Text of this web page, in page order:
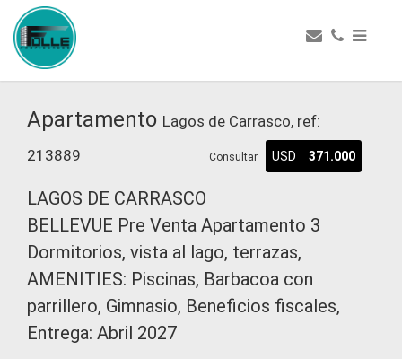
Apartamento Lagos de Carrasco, ref:
213889
Consultar USD 371.000
LAGOS DE CARRASCO
BELLEVUE Pre Venta Apartamento 3
Dormitorios, vista al lago, terrazas,
AMENITIES: Piscinas, Barbacoa con
parrillero, Gimnasio, Beneficios fiscales,
Entrega: Abril 2027